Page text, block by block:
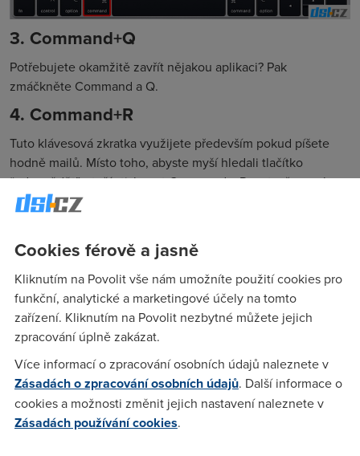
3. Command+Q
Potřebujete okamžitě zavřít nějakou aplikaci? Pak
zmáčkněte Command a Q.
4. Command+R
Tuto klávesová zkratka využijete především pokud píšete
hodně mailů. Místo toho, abyste myší hledali tlačítko
“odpovědět”, stačí stisknout Command a R a otevře se okno
pro vaši odpověď.
e-mailu.
Extra TIP od DSL.cz
Chcete pracovat ještě efektivněji? Netrapte se už s pomalým
internetem. Na DSL.cz si můžete zdarma ověřit, zda na vaší
adrese neexistuje rychlejší technologie!
Dostupnost služeb
Cookies férově a jasně
Kliknutím na Povolit vše nám umožníte použití cookies pro
funkční, analytické a marketingové účely na tomto
zařízení. Kliknutím na Povolit nezbytné můžete jejich
zpracování úplně zakázat.
Více informací o zpracování osobních údajů naleznete v
Zásadách o zpracování osobních údajů. Další informace o
cookies a možnosti změnit jejich nastavení naleznete v
Zásadách používání cookies.